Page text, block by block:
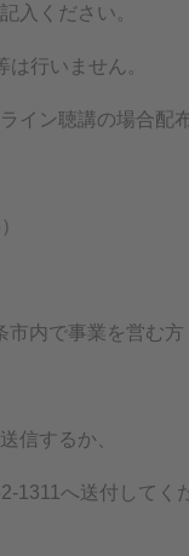
入ください。
は行いません。
イン聴講の場合配
市内で事業を営む方
信するか、
1311へ送付してく